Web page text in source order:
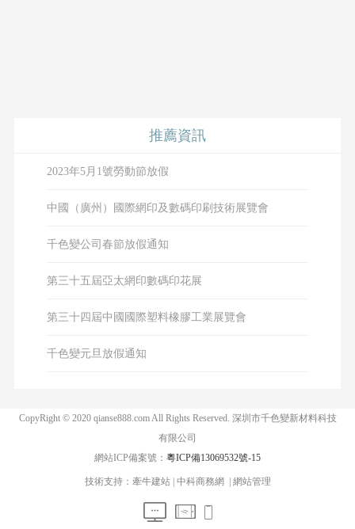
推薦資訊
2023年5月1號勞動節放假
中國（廣州）國際網印及數碼印刷技術展覽會
千色變公司春節放假通知
第三十五屆亞太網印數碼印花展
第三十四屆中國國際塑料橡膠工業展覽會
千色變元旦放假通知
CopyRight © 2020 qianse888.com All Rights Reserved. 深圳市千色變新材料科技
有限公司
網站ICP備案號： 粵ICP備13069532號-15
技術支持： 牽牛建站| 中科商務網 | 網站管理